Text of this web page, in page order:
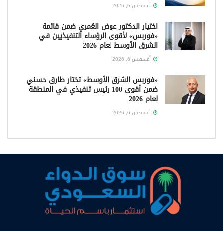
أغسطس 6, 2026
اختيار الدكتور عوض العُمري ضمن قائمة
«فوربس» لأقوى الرؤساء التنفيذيين في
الشرق الأوسط لعام 2026
أغسطس 6, 2026
«فوربس الشرق الأوسط» تختار طارق حسني
ضمن أقوى 100 رئيس تنفيذي في المنطقة
لعام 2026
أغسطس 6, 2026